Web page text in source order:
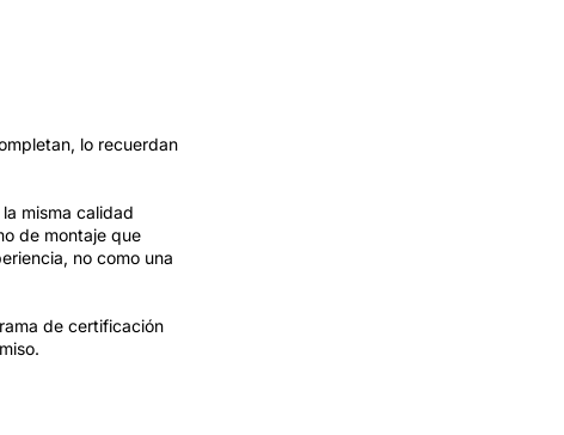
lo recuerdan
misma calidad
de montaje que
no como una
de certificación